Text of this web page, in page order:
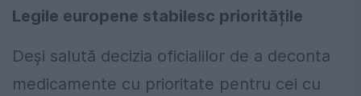
Legile europene stabilesc prioritățile
Deşi salută decizia oficialilor de a deconta
medicamente cu prioritate pentru cei cu